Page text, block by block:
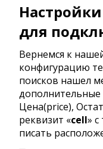
Настройки
для
Вернемся к
конфигурацию
поисков нашел
дополнительные
Цена(price),
реквизит «cell»
писать